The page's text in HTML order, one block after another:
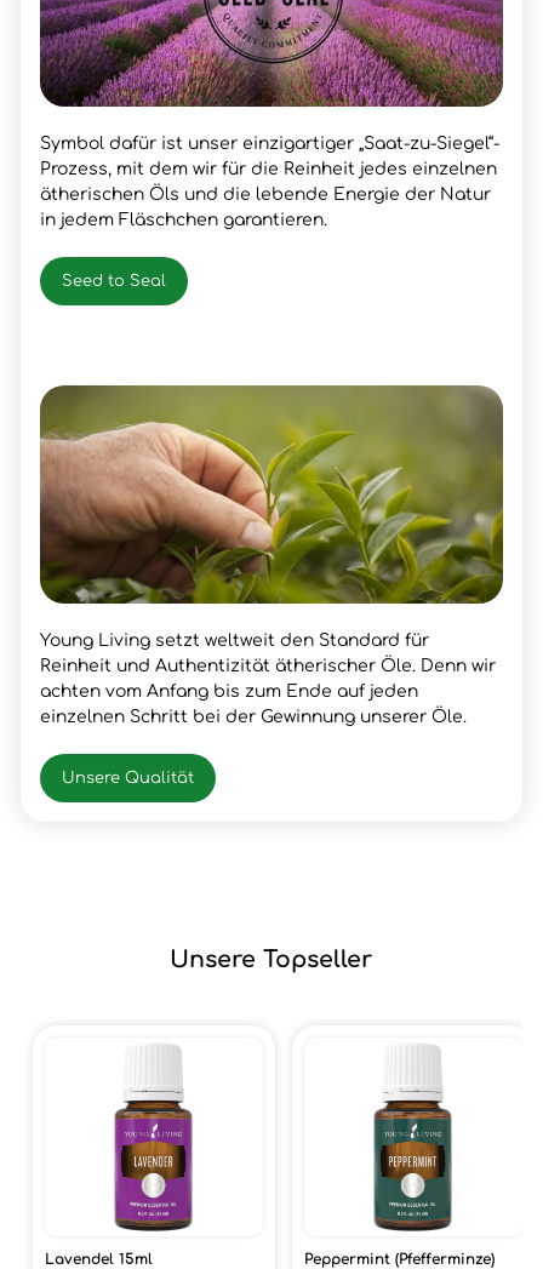
Symbol dafür ist unser einzigartiger „Saat-zu-Siegel“-
Prozess, mit dem wir für die Reinheit jedes einzelnen
ätherischen Öls und die lebende Energie der Natur
in jedem Fläschchen garantieren.
Seed to Seal
Young Living setzt weltweit den Standard für
Reinheit und Authentizität ätherischer Öle. Denn wir
achten vom Anfang bis zum Ende auf jeden
einzelnen Schritt bei der Gewinnung unserer Öle.
Unsere Qualität
Unsere Topseller
Lavendel 15ml Peppermint (Pfefferminze)